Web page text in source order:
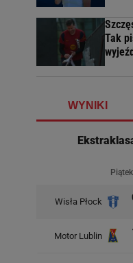
Tak
WYNIKI
Wisła Płock
Motor Lublin